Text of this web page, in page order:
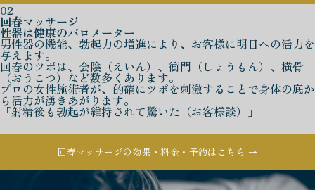
02
回春マッサージ
性器は健康のバロメーター
男性器の機能、勃起力の増進により、お客様に明日への活力を
与えます。
回春のツボは、会陰（えいん）、衝門（しょうもん）、横骨
（おうこつ）など数多くあります。
プロの女性施術者が、的確にツボを刺激することで身体の底か
ら活力が湧きあがります。
「射精後も勃起が維持されて驚いた（お客様談）」
回春マッサージの効果・料金・予約はこちら →